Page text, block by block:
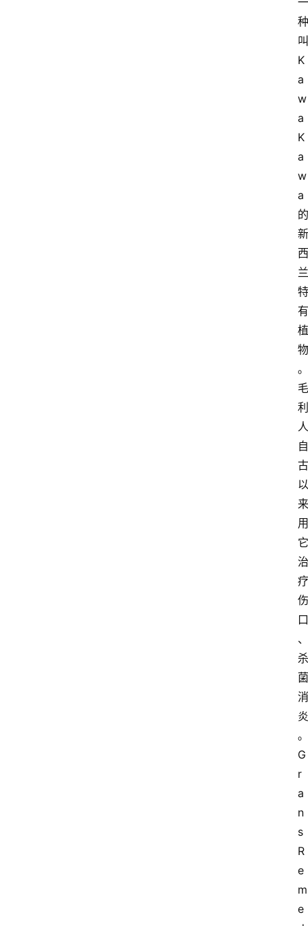
种
叫
K
a
w
a
K
a
w
a
的
新
西
兰
特
有
植
物
。
毛
利
人
自
古
以
来
用
它
治
疗
伤
口
、
杀
菌
消
炎
。
G
r
a
n
s
R
e
m
e